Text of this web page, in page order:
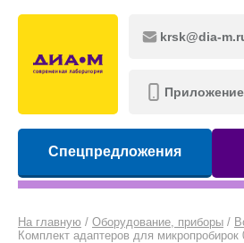
krsk@dia-
Приложение
Спецпредложения
На главную / Оборудование, приборы /
Комплект адаптеров для